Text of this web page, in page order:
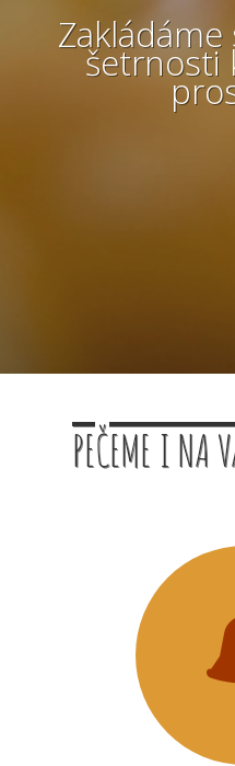
Zakládáme
šetrnosti
PEČEME I NA